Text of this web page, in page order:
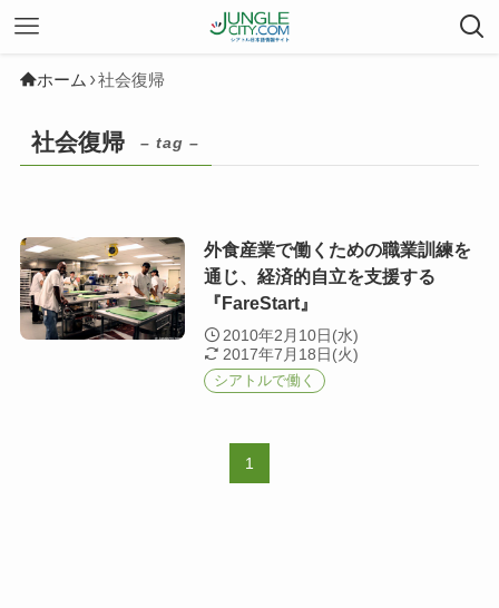
ホーム 社会復帰
社会復帰 – tag –
外食産業で働くための職業訓練を
通じ、経済的自立を支援する
『FareStart』
2010年2月10日(水)
2017年7月18日(火)
シアトルで働く
1